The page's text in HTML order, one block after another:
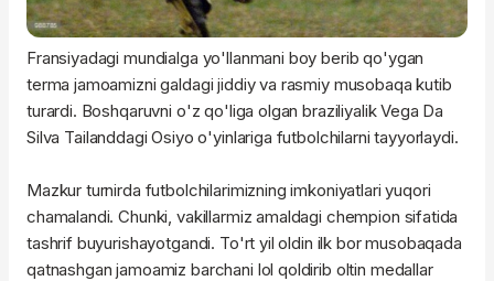
Fransiyadagi mundialga yo'llanmani boy berib qo'ygan
terma jamoamizni galdagi jiddiy va rasmiy musobaqa kutib
turardi. Boshqaruvni o'z qo'liga olgan braziliyalik Vega Da
Silva Tailanddagi Osiyo o'yinlariga futbolchilarni tayyorlaydi.
Mazkur turnirda futbolchilarimizning imkoniyatlari yuqori
chamalandi. Chunki, vakillarmiz amaldagi chempion sifatida
tashrif buyurishayotgandi. To'rt yil oldin ilk bor musobaqada
qatnashgan jamoamiz barchani lol qoldirib oltin medallar